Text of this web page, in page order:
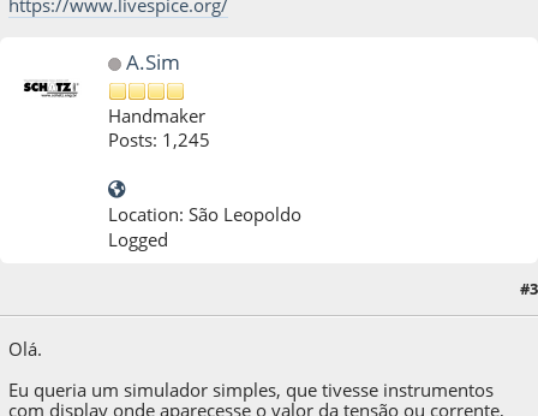
https://www.livespice.org/
A.Sim
Handmaker
Posts: 1,245
Location: São Leopoldo
Logged
#3
Olá.
Eu queria um simulador simples, que tivesse instrumentos
com display onde aparecesse o valor da tensão ou corrente,